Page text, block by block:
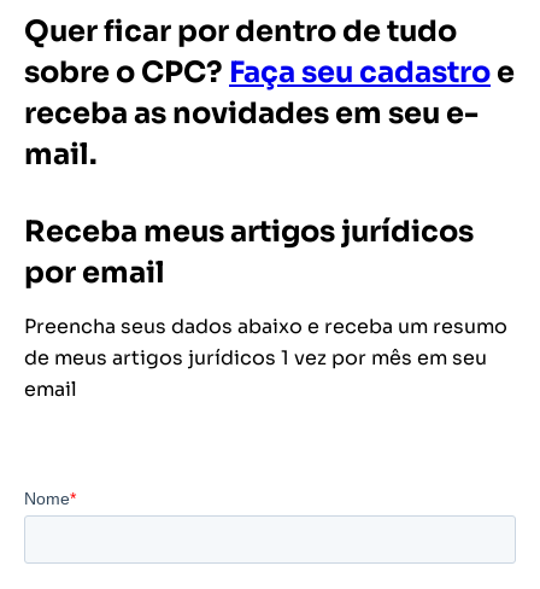
Quer ficar por dentro de tudo
sobre o CPC? Faça seu cadastro e
receba as novidades em seu e-
mail.
Receba meus artigos jurídicos
por email
Preencha seus dados abaixo e receba um resumo
de meus artigos jurídicos 1 vez por mês em seu
email